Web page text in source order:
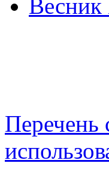
Весник
Перечень